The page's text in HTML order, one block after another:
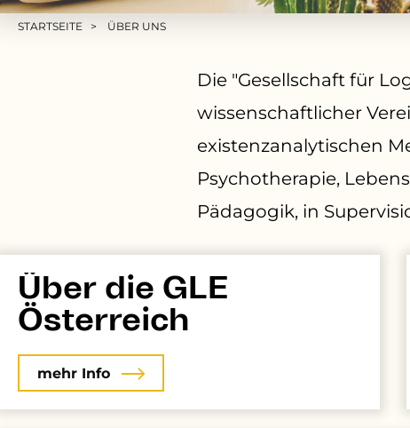
STARTSEITE ÜBER UNS
Die "Gesellschaft für
wissenschaftlicher
existenzanalytischen
Psychotherapie,
Pädagogik, in
Über die GLE
Österreich
mehr Info